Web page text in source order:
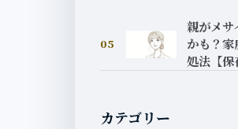
05
親がメサ
かも？家
処法【保
カテゴリー